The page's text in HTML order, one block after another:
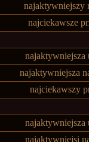
najaktywniejszy
najciekawsze
najaktywniejsza
najaktywniejsza
najciekawszy
najaktywniejsza
najaktywniejsi